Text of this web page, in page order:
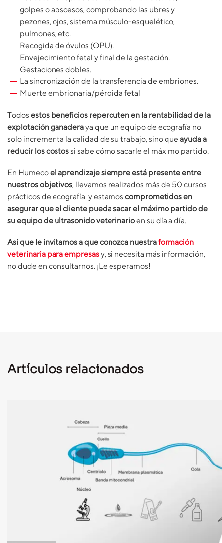
golpes o abscesos, comprobando las ubres y
pezones, ojos, sistema músculo-esquelético,
pulmones, etc.
Recogida de óvulos (OPU).
Envejecimiento fetal y final de la gestación.
Gestaciones dobles.
La sincronización de la transferencia de embriones.
Muerte embrionaria/pérdida fetal
Todos estos beneficios repercuten en la rentabilidad de la
explotación ganaderaya que un equipo de ecografía no
solo incrementa la calidad de su trabajo, sino que ayuda a
reducir los costossi sabe cómo sacarle el máximo partido.
En Humecoel aprendizaje siempre está presente entre
nuestros objetivos, llevamos realizados más de 50 cursos
prácticos de ecografía y estamos comprometidos en
asegurar que el cliente pueda sacar el máximo partido de
su equipo de ultrasonido veterinarioen su día a día.
Así que le invitamos a que conozca nuestraformación
veterinaria para empresasy, si necesita más información,
no dude en consultarnos. ¡Le esperamos!
Artículos relacionados